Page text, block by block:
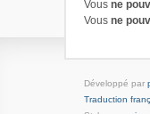
Vous ne
Vous ne
Développé par
Traduction